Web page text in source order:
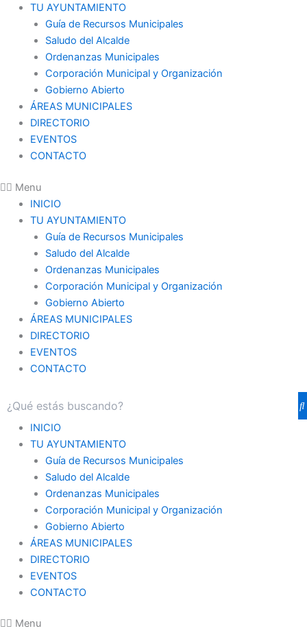
TU AYUNTAMIENTO
Guía de Recursos Municipales
Saludo del Alcalde
Ordenanzas Municipales
Corporación Municipal y Organización
Gobierno Abierto
ÁREAS MUNICIPALES
DIRECTORIO
EVENTOS
CONTACTO
Menu
INICIO
TU AYUNTAMIENTO
Guía de Recursos Municipales
Saludo del Alcalde
Ordenanzas Municipales
Corporación Municipal y Organización
Gobierno Abierto
ÁREAS MUNICIPALES
DIRECTORIO
EVENTOS
CONTACTO
INICIO
TU AYUNTAMIENTO
Guía de Recursos Municipales
Saludo del Alcalde
Ordenanzas Municipales
Corporación Municipal y Organización
Gobierno Abierto
ÁREAS MUNICIPALES
DIRECTORIO
EVENTOS
CONTACTO
Menu